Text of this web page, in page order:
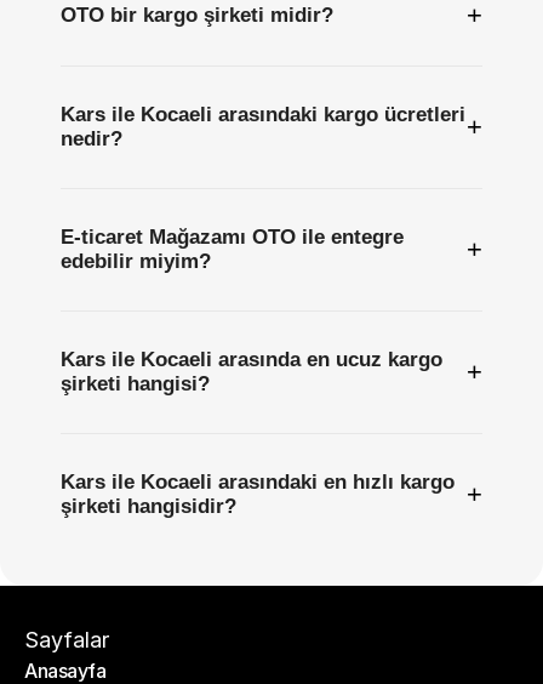
OTO bir kargo şirketi midir? +
Kars ile Kocaeli arasındaki kargo ücretleri
nedir?
+
E-ticaret Mağazamı OTO ile entegre
edebilir miyim?
+
Kars ile Kocaeli arasında en ucuz kargo
şirketi hangisi?
+
Kars ile Kocaeli arasındaki en hızlı kargo
şirketi hangisidir?
+
Sayfalar
Anasayfa